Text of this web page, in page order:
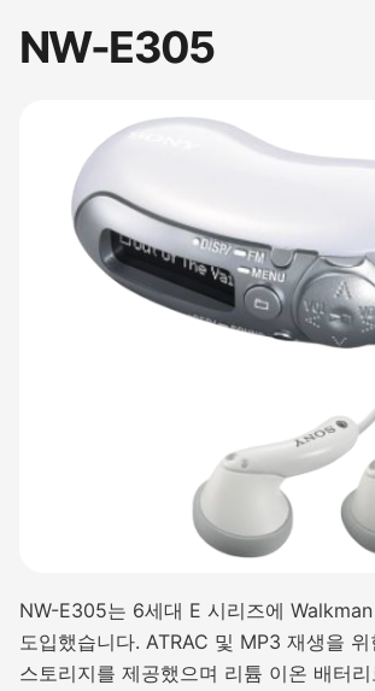
NW-E305
NW-E305는 6세대 E 시리즈에
도입했습니다. ATRAC 및 MP3 재생을
스토리지를 제공했으며 리튬 이온 배터